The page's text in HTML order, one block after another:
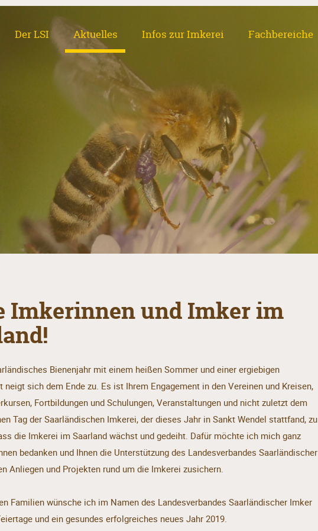
Der LSI Aktuelles Infos zur Imkerei Fachbereiche
Imkerinnen und Imker im
Bienenjahr mit einem heißen Sommer und einer ergiebigen
neigt sich dem Ende zu. Es ist Ihrem Engagement in den Vereinen und Kreisen,
Fortbildungen und Schulungen, Veranstaltungen und nicht zuletzt dem
Tag der Saarländischen Imkerei, der dieses Jahr in Sankt Wendel stattfand, zu
die Imkerei im Saarland wächst und gedeiht. Dafür möchte ich mich ganz
bedanken und Ihnen die Unterstützung des Landesverbandes Saarländischer
Anliegen und Projekten rund um die Imkerei zusichern.
Familien wünsche ich im Namen des Landesverbandes Saarländischer Imker
und ein gesundes erfolgreiches neues Jahr 2019.